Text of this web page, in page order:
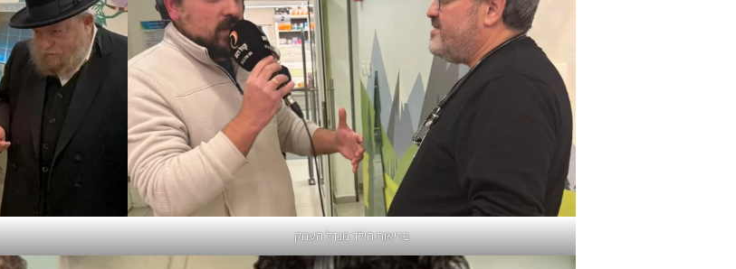
בריאות הילד מגדל העמק